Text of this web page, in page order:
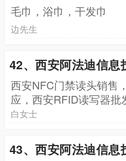
毛巾，浴巾，干发巾
边先生
42、西安阿法迪信
西安NFC门禁读头销售
应，西安RFID读写器批
白女士
43、西安阿法迪信息